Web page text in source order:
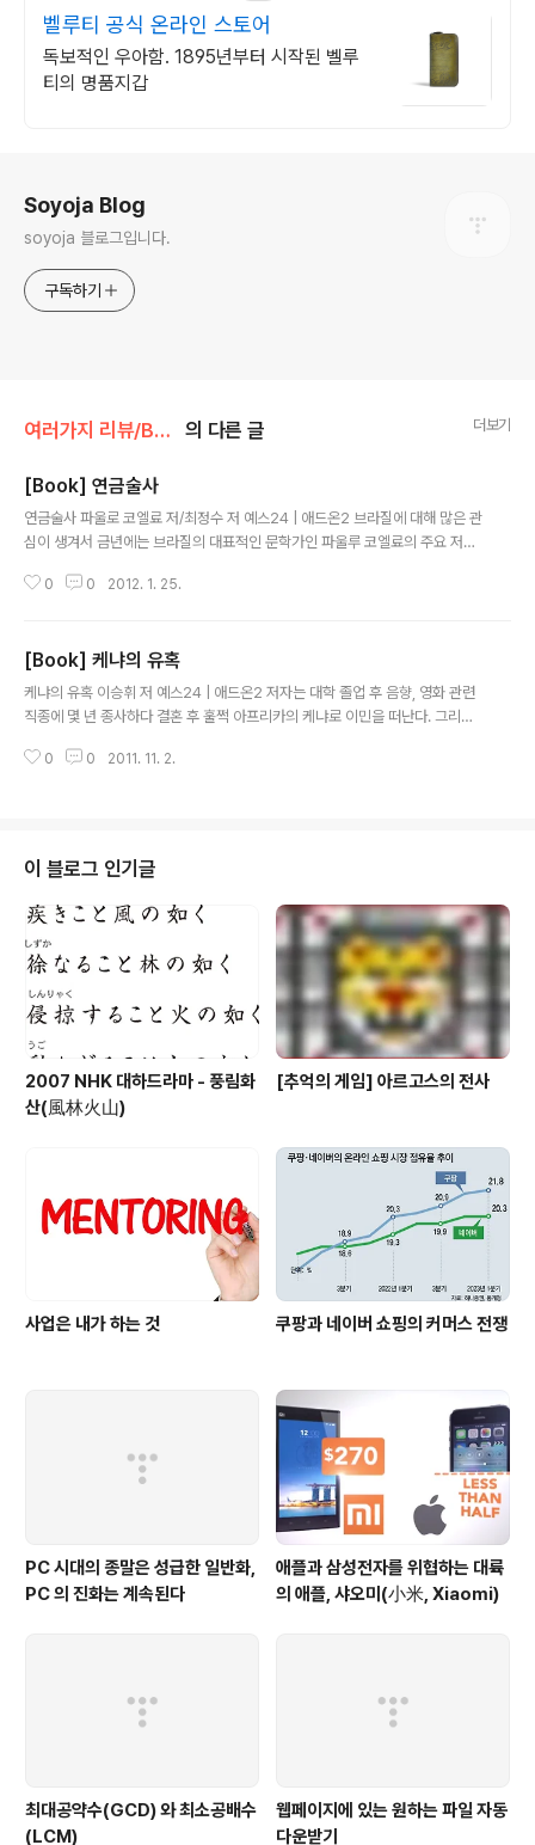
벨루티 공식 온라인 스토어
독보적인 우아함. 1895년부터 시작된 벨루
티의 명품지갑
Soyoja Blog
soyoja 블로그입니다.
구독하기
여러가지 리뷰/Book 의 다른 글 더보기
[Book] 연금술사
연금술사 파울로 코엘료 저/최정수 저 예스24 | 애드온2 브라질에 대해 많은 관
심이 생겨서 금년에는 브라질의 대표적인 문학가인 파울루 코엘료의 주요 저서
울로 코엘료를 세계적인 작가의 반열로 들게 했다는 평가를 받는 그의 초기 작
닉해 있는 사람들 - 연금술사. 연금술은 단순히 금을 만드는 학문이 아니고 전설
에 의하면 연금술을 통해 생성된 화학약물을 마시는 사람은 불로불사의 영생을
얻는다고 한다. (연금술의 완성을 통해 생성된 고체가 "연금술사의 돌" 이며, 생
0 0 2012. 1. 25.
[Book] 케냐의 유혹
케냐의 유혹 이승휘 저 예스24 | 애드온2 저자는 대학 졸업 후 음향, 영화 관련
직종에 몇 년 종사하다 결혼 후 훌쩍 아프리카의 케냐로 이민을 떠난다. 그리고
2 의 인생을 살고있는 인물이다. 2005년 KBS 의 "인간극장" 에 소개된 이래
삶" 에 자신이 없어서 고민 끝에 케냐 이민을 선택했다고 밝히고 있다. 일상에서
의 탈출, 그리고 전혀 자신에게 연고가 없는 새로운 나라에서 새로운 출발을 하
는 것..
0 0 2011. 11. 2.
이 블로그 인기글
2007 NHK 대하드라마 - 풍림화
산(風林火山)
[추억의 게임] 아르고스의 전사
사업은 내가 하는 것 쿠팡과 네이버 쇼핑의 커머스 전쟁
PC 시대의 종말은 성급한 일반화,
PC 의 진화는 계속된다
애플과 삼성전자를 위협하는 대륙
의 애플, 샤오미(小米, Xiaomi)
최대공약수(GCD) 와 최소공배수
(LCM)
웹페이지에 있는 원하는 파일 자동
다운받기